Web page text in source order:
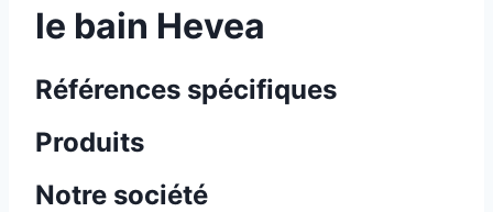
le bain Hevea
Références spécifiques
Produits
Notre société